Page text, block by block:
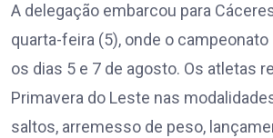
A delegação embarcou para
quarta-feira (5), onde o
os dias 5 e 7 de agosto. Os atletas
Primavera do Leste nas
saltos, arremesso de peso,